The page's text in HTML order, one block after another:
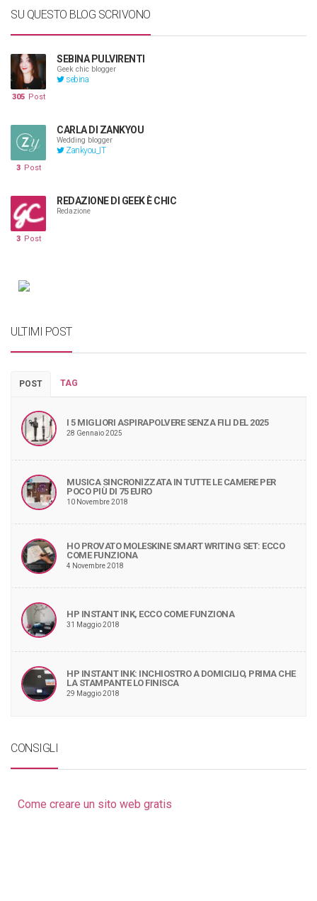
SU QUESTO BLOG SCRIVONO
SEBINA PULVIRENTI
Geek chic blogger
sebina
305 Post
CARLA DI ZANKYOU
Wedding blogger
Zankyou_IT
3 Post
REDAZIONE DI GEEK È CHIC
Redazione
3 Post
ULTIMI POST
POST TAG
I 5 MIGLIORI ASPIRAPOLVERE SENZA FILI DEL 2025
28 Gennaio 2025
MUSICA SINCRONIZZATA IN TUTTE LE CAMERE PER
POCO PIÙ DI 75 EURO
10 Novembre 2018
HO PROVATO MOLESKINE SMART WRITING SET: ECCO
COME FUNZIONA
4 Novembre 2018
HP INSTANT INK, ECCO COME FUNZIONA
31 Maggio 2018
HP INSTANT INK: INCHIOSTRO A DOMICILIO, PRIMA CHE
LA STAMPANTE LO FINISCA
29 Maggio 2018
CONSIGLI
Come creare un sito web gratis